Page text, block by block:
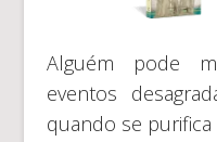
Alguém pode
eventos
quando se purifica